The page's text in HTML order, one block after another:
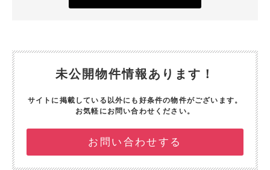
未公開物件情報あります！
サイトに掲載している以外にも好条件の物件がございます。
お気軽にお問い合わせください。
お問い合わせする